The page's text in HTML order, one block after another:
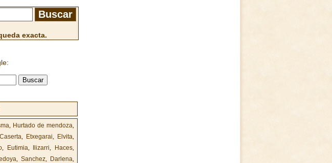
exacta.
, Hurtado de mendoza,
Caserta, Etxegarai, Elvita,
, Eutimia, Ilizarri, Haces,
,Sanchez, Darlena,